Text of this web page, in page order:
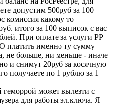
допустим 500руб за 100
комиссия какому то
итого за 100 выписок с вас
При оплате за услуги РР
именно ту сумму
не больше, ни меньше - иначе
и снимут 20руб за косячную
получаете по 1 рублю за 1
может вылезти с
для работы эл.ключа. Я